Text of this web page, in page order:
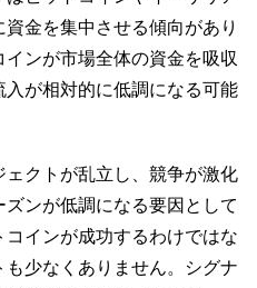
金を集中させる傾向があり
ンが市場全体の資金を吸収
が相対的に低調になる可能
クトが乱立し、競争が激化
ンが低調になる要因として
インが成功するわけではな
少なくありません。シグナ